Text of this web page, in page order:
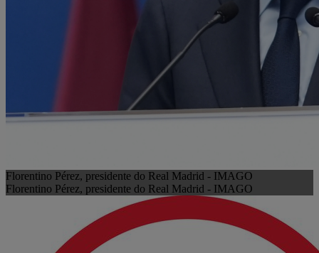
Florentino Pérez, presidente do Real Madrid - IMAGO
Florentino Pérez, presidente do Real Madrid - IMAGO